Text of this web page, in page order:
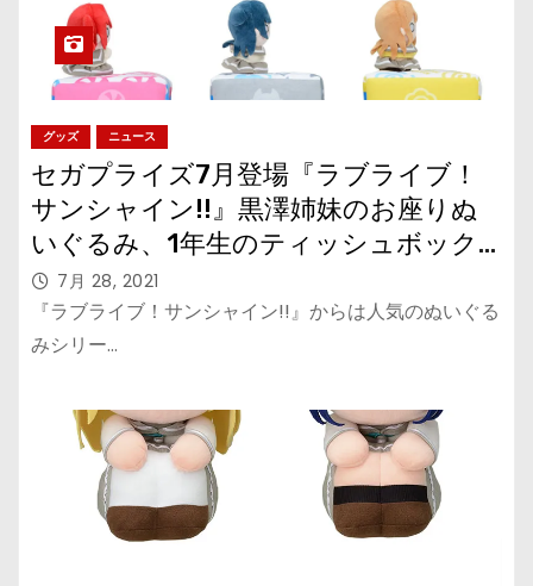
グッズ ニュース
セガプライズ7月登場『ラブライブ！
サンシャイン!!』黒澤姉妹のお座りぬ
いぐるみ、1年生のティッシュボック
スカバー
7月 28, 2021
『ラブライブ！サンシャイン!!』からは人気のぬいぐる
みシリー…